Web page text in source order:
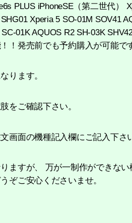
PLUS iPhoneSE（第二世代）
Xperia 5 SO-01M SOV41
01K AQUOS R2 SH-03K
！発売前でも予約購入が可能で
ります。
をご確認下さい。
画面の機種記入欄にご記入下さ
ますが、 万が一制作ができな
ぞご安心くださいませ。